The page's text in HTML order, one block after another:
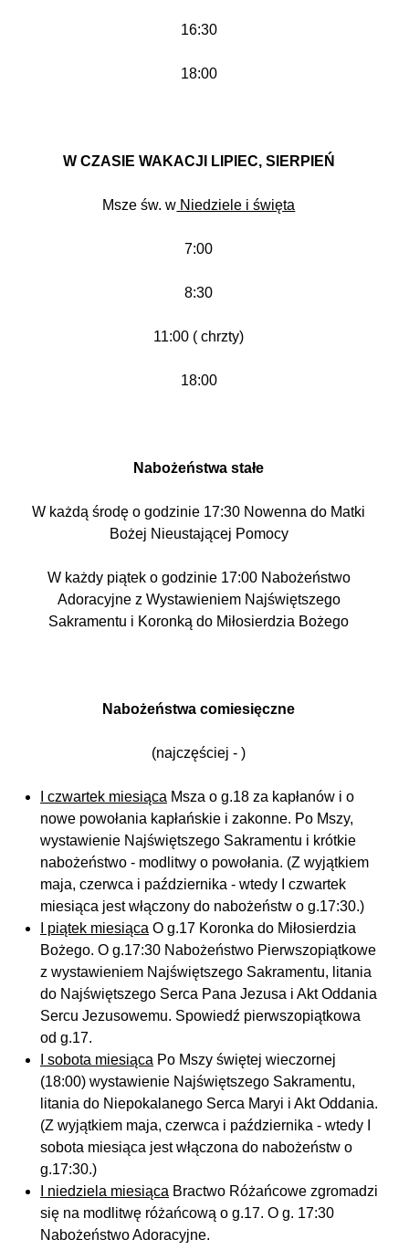
16:30
18:00
W CZASIE WAKACJI LIPIEC, SIERPIEŃ
Msze św. w Niedziele i święta
7:00
8:30
11:00 ( chrzty)
18:00
Nabożeństwa stałe
W każdą środę o godzinie 17:30 Nowenna do Matki
Bożej Nieustającej Pomocy
W każdy piątek o godzinie 17:00 Nabożeństwo
Adoracyjne z Wystawieniem Najświętszego
Sakramentu i Koronką do Miłosierdzia Bożego
Nabożeństwa comiesięczne
(najczęściej - )
I czwartek miesiąca Msza o g.18 za kapłanów i o
nowe powołania kapłańskie i zakonne. Po Mszy,
wystawienie Najświętszego Sakramentu i krótkie
nabożeństwo - modlitwy o powołania. (Z wyjątkiem
maja, czerwca i października - wtedy I czwartek
miesiąca jest włączony do nabożeństw o g.17:30.)
I piątek miesiąca O g.17 Koronka do Miłosierdzia
Bożego. O g.17:30 Nabożeństwo Pierwszopiątkowe
z wystawieniem Najświętszego Sakramentu, litania
do Najświętszego Serca Pana Jezusa i Akt Oddania
Sercu Jezusowemu. Spowiedź pierwszopiątkowa
od g.17.
I sobota miesiąca Po Mszy świętej wieczornej
(18:00) wystawienie Najświętszego Sakramentu,
litania do Niepokalanego Serca Maryi i Akt Oddania.
(Z wyjątkiem maja, czerwca i października - wtedy I
sobota miesiąca jest włączona do nabożeństw o
g.17:30.)
I niedziela miesiąca Bractwo Różańcowe zgromadzi
się na modlitwę różańcową o g.17. O g. 17:30
Nabożeństwo Adoracyjne.